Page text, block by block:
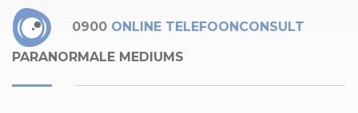
0900 ONLINE TELEFOONCONSULT
PARANORMALE MEDIUMS